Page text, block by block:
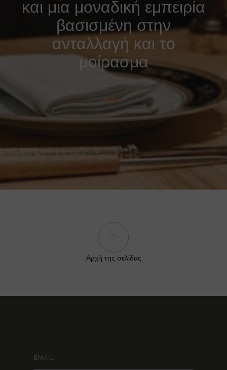
και μια μοναδική εμπειρία
βασισμένη στην
ανταλλαγή και το
μοίρασμα
ΒΡΕΣ
Αρχή της σελίδας